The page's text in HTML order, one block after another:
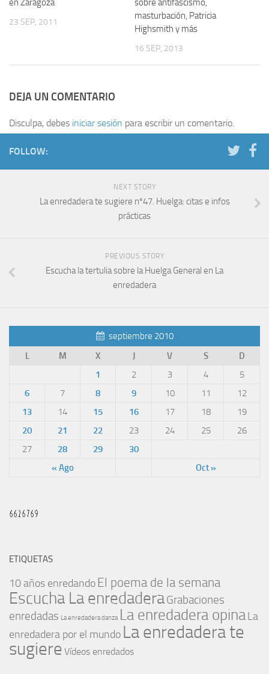
en Zaragoza
23 SEP, 2011
sobre antifascismo,
masturbación, Patricia
Highsmith y más
16 SEP, 2013
DEJA UN COMENTARIO
Disculpa, debes iniciar sesión para escribir un comentario.
FOLLOW:
NEXT STORY
La enredadera te sugiere nº47. Huelga: citas e infos
prácticas
PREVIOUS STORY
Escucha la tertulia sobre la Huelga General en La
enredadera
septiembre 2010
L
M X J V S D
« Ago Oct »
1 2 3 4
5
6
7 8 9 10 11
12
13
14 15 16 17 18
19
20
21 22 23 24 25
26
27
28 29 30
ETIQUETAS
10 años enredando El poema de la semana
Escucha La enredaderaGrabaciones
enredadas La enredadera danza La enredadera opina La
enredadera por el mundo La enredadera te
sugiere Vídeos enredados